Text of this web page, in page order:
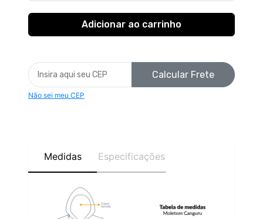
Calcular Frete
Não sei meu CEP
Medidas Especificações